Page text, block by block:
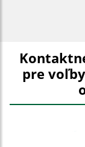
pre